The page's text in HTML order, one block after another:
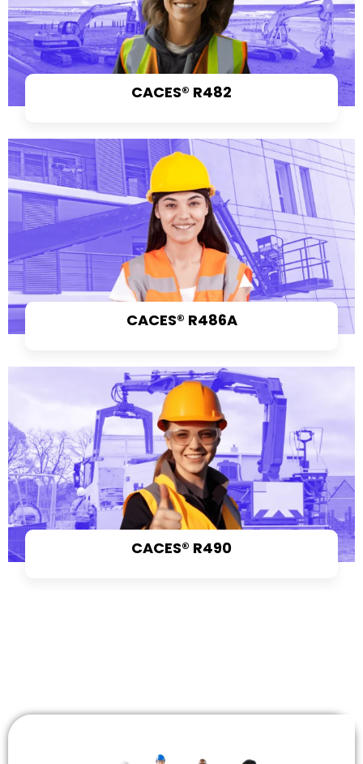
CACES® R482
CACES® R486A
CACES® R490